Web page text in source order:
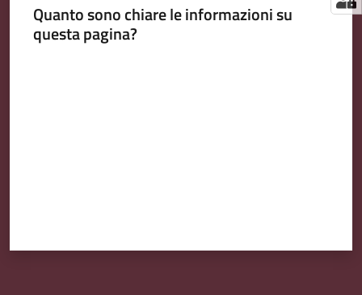
Quanto sono chiare le informazioni su
questa pagina?